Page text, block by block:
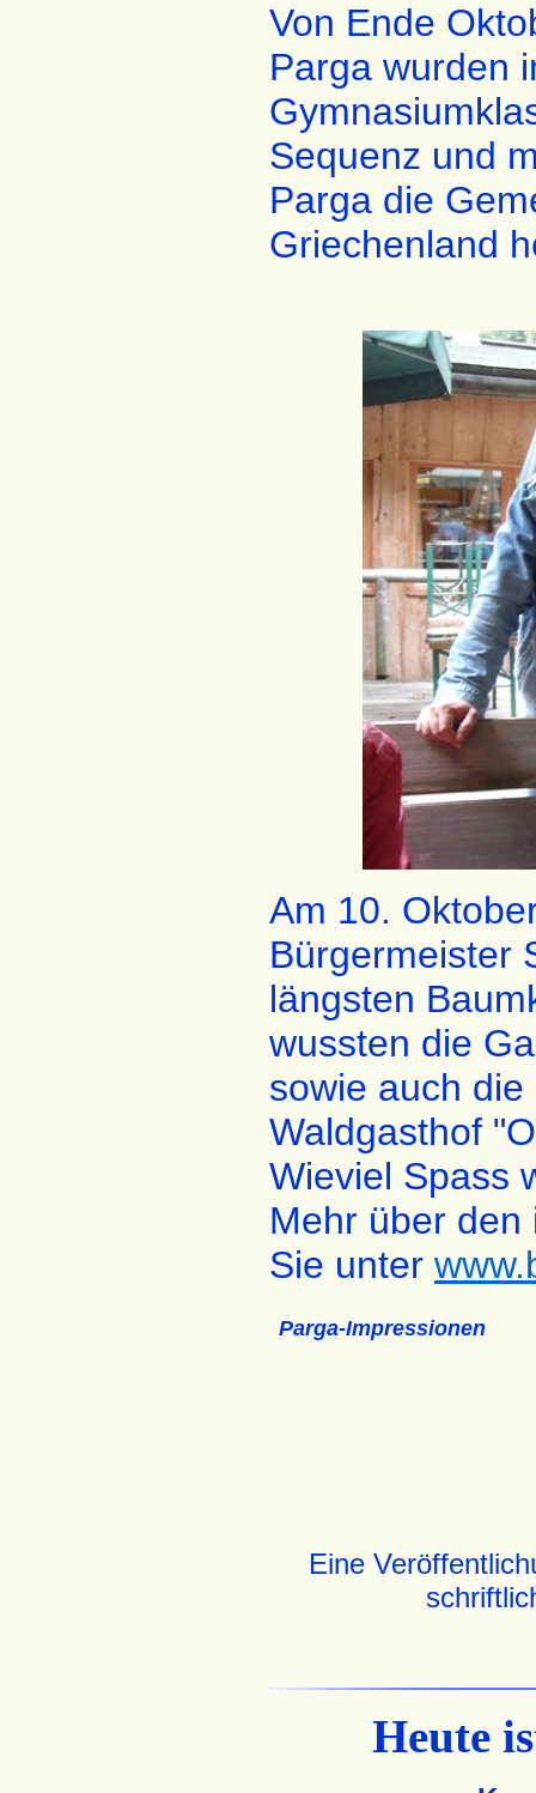
Von Ende
Parga wurden
Sequenz und
Parga die
Griechenland
Am 10.
Bürgermeister
längsten
wussten die
sowie auch
Waldgasthof
Wieviel Spass
Mehr über
Sie unter
Parga-Impressionen
Eine
Heute